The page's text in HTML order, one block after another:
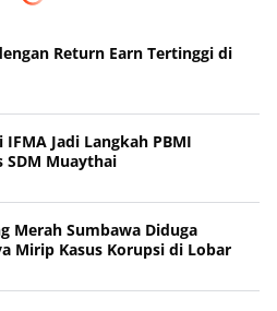
Return Earn Tertinggi di
Jadi Langkah PBMI
SDM Muaythai
Merah Sumbawa Diduga
Mirip Kasus Korupsi di Lobar